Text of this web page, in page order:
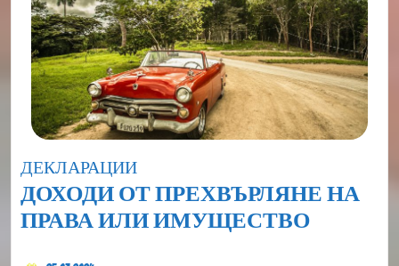
ДЕКЛАРАЦИИCategory
ДОХОДИ ОТ ПРЕХВЪРЛЯНЕ НА
ПРАВА ИЛИ ИМУЩЕСТВО